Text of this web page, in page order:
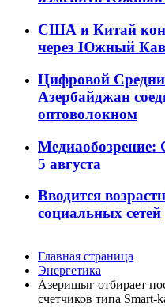
США и Китай
через Южный
Цифровой
Азербайджан
оптоволокном
Медиаобозрение:
5 августа
Вводится
социальных сетей
Главная страница
Энергетика
Азеришыг отбирает
счетчиков типа Smart-